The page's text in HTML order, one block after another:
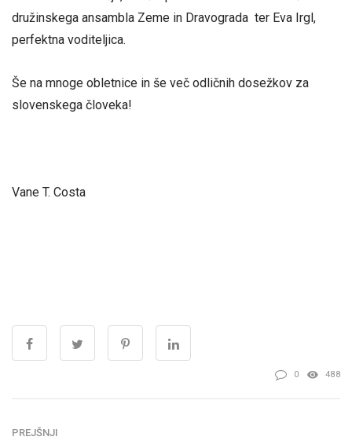
družinskega ansambla Zeme in Dravograda ter Eva Irgl,
perfektna voditeljica.
Še na mnoge obletnice in še več odličnih dosežkov za
slovenskega človeka!
Vane T. Costa
0 488
PREJŠNJI